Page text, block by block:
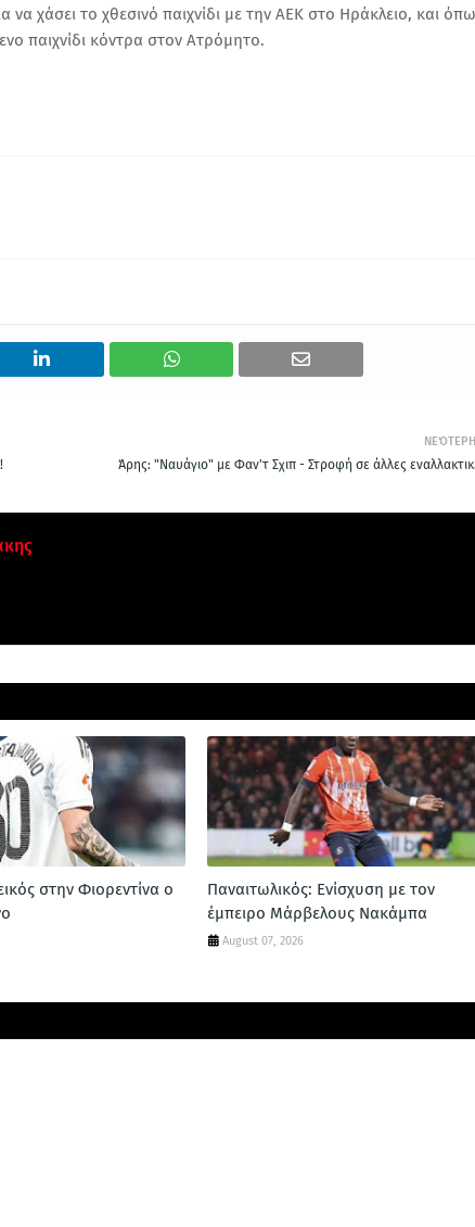
χάσει το χθεσινό παιχνίδι με την ΑΕΚ στο Ηράκλειο, και
παιχνίδι κόντρα στον Ατρόμητο.
ΝΕΌΤΕΡΗ
Άρης: "Ναυάγιο" με Φαν'τ Σχιπ - Στροφή σε άλλες
στην Φιορεντίνα ο
Παναιτωλικός: Ενίσχυση με τον
έμπειρο Μάρβελους Νακάμπα
August 07, 2026